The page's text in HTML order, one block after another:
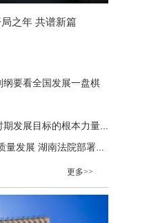
之年 共谱新篇
纲要看全国发展一盘棋
劳动是实现“十五五”时期发展目标的根本力量（深入学习贯彻习近平新时代中国特色社会主义思想）
全力服务保障经济高质量发展 湖南法院部署企业服务年行动
更多>>